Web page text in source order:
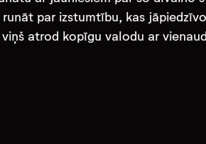
par izstumtību, kas
atrod kopīgu valodu ar